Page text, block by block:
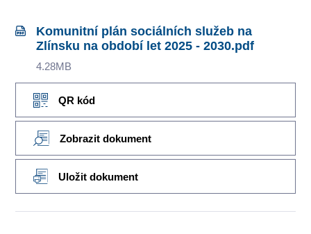
Komunitní plán sociálních služeb na
Zlínsku na období let 2025 - 2030.pdf
4.28MB
QR kód
Zobrazit dokument
Uložit dokument